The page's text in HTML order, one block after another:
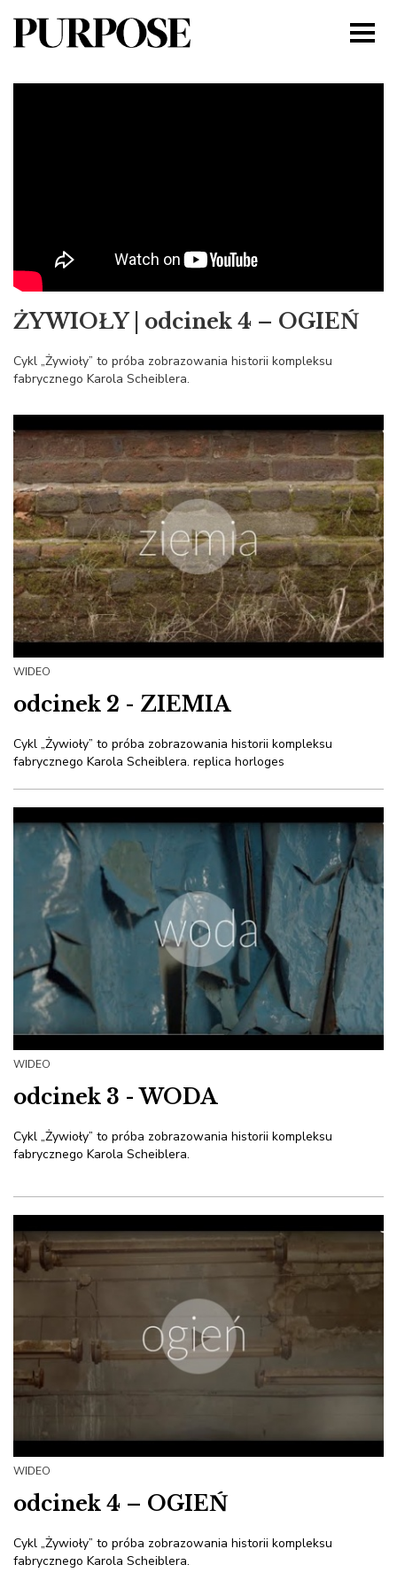
ŻYWIOŁY | odcinek 4 – OGIEŃ
Cykl „Żywioły” to próba zobrazowania historii kompleksu
fabrycznego Karola Scheiblera.
WIDEO
odcinek 2 - ZIEMIA
Cykl „Żywioły” to próba zobrazowania historii kompleksu
fabrycznego Karola Scheiblera. replica horloges
WIDEO
odcinek 3 - WODA
Cykl „Żywioły” to próba zobrazowania historii kompleksu
fabrycznego Karola Scheiblera.
WIDEO
odcinek 4 – OGIEŃ
Cykl „Żywioły” to próba zobrazowania historii kompleksu
fabrycznego Karola Scheiblera.